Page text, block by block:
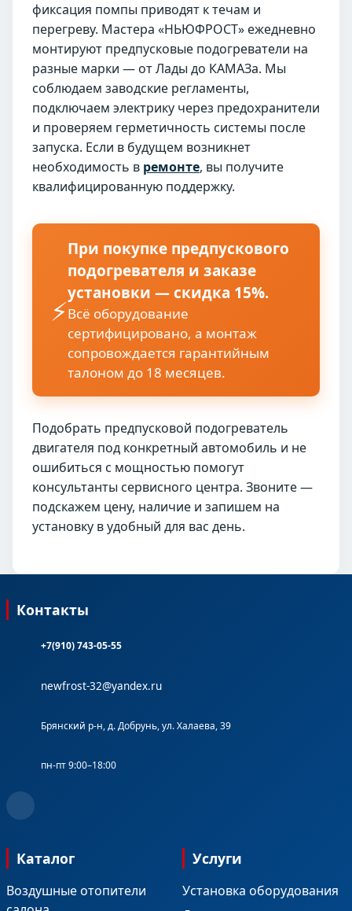
фиксация помпы приводят к течам и
перегреву. Мастера «НЬЮФРОСТ» ежедневно
монтируют предпусковые подогреватели на
разные марки — от Лады до КАМАЗа. Мы
соблюдаем заводские регламенты,
подключаем электрику через предохранители
и проверяем герметичность системы после
запуска. Если в будущем возникнет
необходимость в ремонте, вы получите
квалифицированную поддержку.
⚡
При покупке предпускового
подогревателя и заказе
установки — скидка 15%.
Всё оборудование
сертифицировано, а монтаж
сопровождается гарантийным
талоном до 18 месяцев.
Подобрать предпусковой подогреватель
двигателя под конкретный автомобиль и не
ошибиться с мощностью помогут
консультанты сервисного центра. Звоните —
подскажем цену, наличие и запишем на
установку в удобный для вас день.
Контакты
+7(910) 743-05-55
newfrost-32@yandex.ru
Брянский р-н, д. Добрунь, ул. Халаева, 39
пн-пт 9:00–18:00
Каталог
Воздушные отопители
Услуги
Установка оборудования